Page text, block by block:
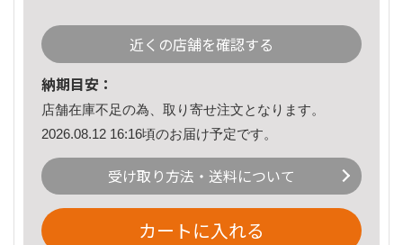
近くの店舗を確認する
納期目安：
店舗在庫不足の為、取り寄せ注文となります。
2026.08.12 16:16頃のお届け予定です。
受け取り方法・送料について
カートに入れる